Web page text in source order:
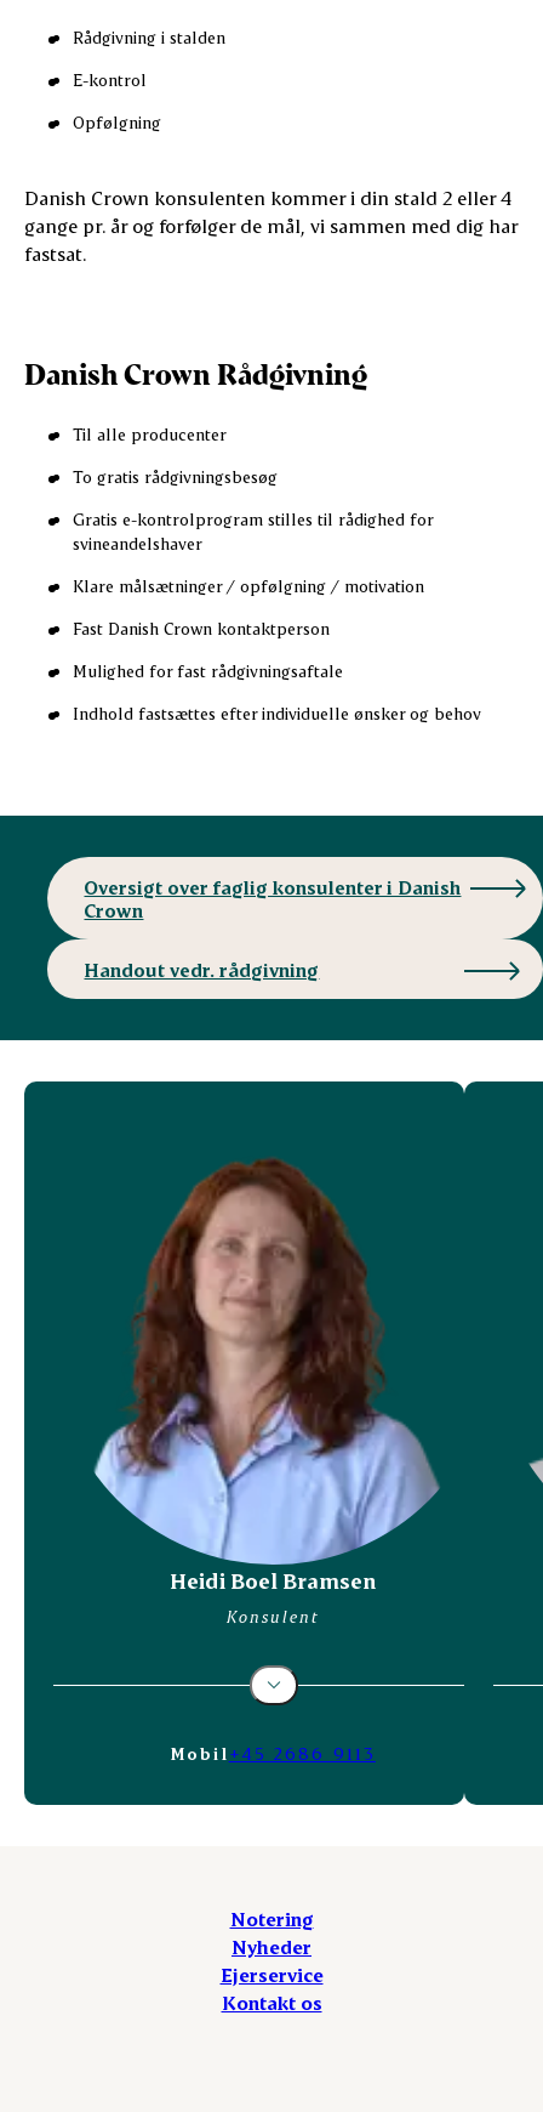
Rådgivning i stalden
E-kontrol
Opfølgning
Danish Crown konsulenten kommer i din stald 2 eller 4
gange pr. år og forfølger de mål, vi sammen med dig har
fastsat.
Danish Crown Rådgivning
Til alle producenter
To gratis rådgivningsbesøg
Gratis e-kontrolprogram stilles til rådighed for
svineandelshaver
Klare målsætninger / opfølgning / motivation
Fast Danish Crown kontaktperson
Mulighed for fast rådgivningsaftale
Indhold fastsættes efter individuelle ønsker og behov
Oversigt over faglig konsulenter i Danish
Crown
Handout vedr. rådgivning
Heidi Boel Bramsen
Konsulent
Mobil +45 2686 9113
Notering
Nyheder
Ejerservice
Kontakt os